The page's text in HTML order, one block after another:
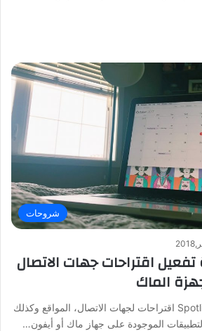
شروحات
اقتراحات جهات الاتصال
الماك
تقدم خاصية Spotlight search اقتراحات لجهات الاتصال، المواقع وكذلك
الموجودة على جهاز ماك أو أيفون…